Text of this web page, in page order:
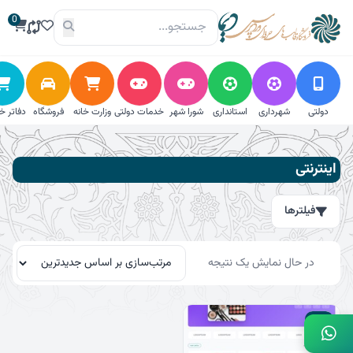
محتوا
0
دولتی شهرداری استانداری شورا شهر خدمات دولتی وزارت خانه فروشگاه دفاتر
فیلترها
جستجو
جستجو
برای:
جستجو
دسته‌بندی
استانداری
اینترنتی
فیلترها
در حال نمایش یک نتیجه
29٪